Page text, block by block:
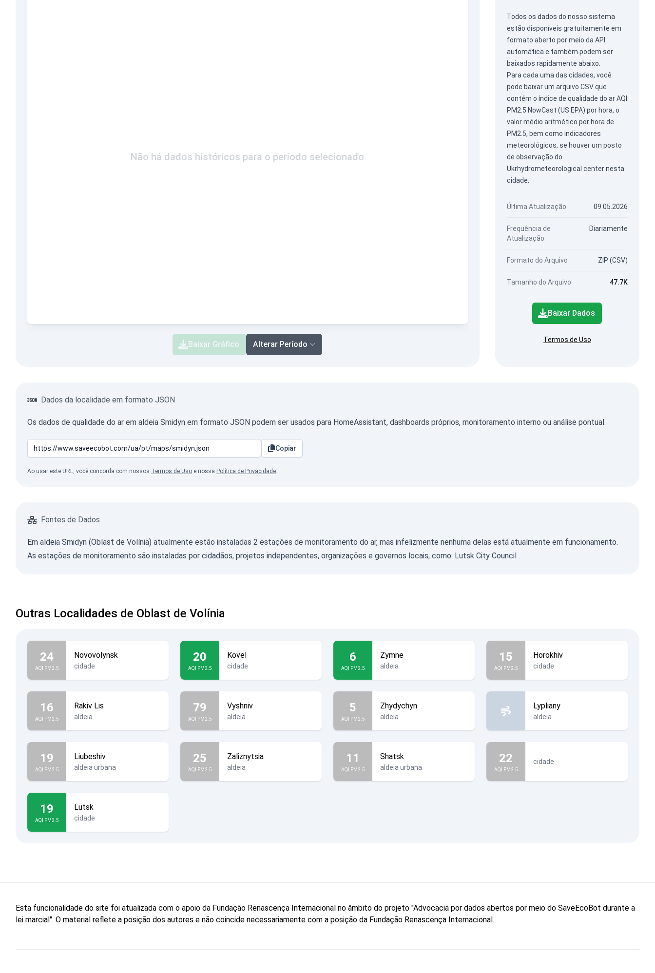
Não há dados históricos para o período selecionado
Baixar Gráfico Alterar Período
Todos os dados do nosso sistema
estão disponíveis gratuitamente em
formato aberto por meio da API
automática e também podem ser
baixados rapidamente abaixo.
Para cada uma das cidades, você
pode baixar um arquivo CSV que
contém o índice de qualidade do ar AQI
PM2.5 NowCast (US EPA) por hora, o
valor médio aritmético por hora de
PM2.5, bem como indicadores
meteorológicos, se houver um posto
de observação do
Ukrhydrometeorological center nesta
cidade.
Última Atualização 09.05.2026
Frequência de
Atualização
Diariamente
Formato do Arquivo ZIP (CSV)
Tamanho do Arquivo 47.7K
Baixar Dados
Termos de Uso
Dados da localidade em formato JSON
Os dados de qualidade do ar em aldeia Smidyn em formato JSON podem ser usados para HomeAssistant, dashboards próprios, monitoramento interno ou análise pontual.
Copiar
Ao usar este URL, você concorda com nossos Termos de Uso e nossa Política de Privacidade.
Fontes de Dados
Em aldeia Smidyn (Oblast de Volínia) atualmente estão instaladas 2 estações de monitoramento do ar, mas infelizmente nenhuma delas está atualmente em funcionamento.
As estações de monitoramento são instaladas por cidadãos, projetos independentes, organizações e governos locais, como: Lutsk City Council .
Outras Localidades de Oblast de Volínia
24
AQI PM2.5
Novovolynsk
cidade
20
AQI PM2.5
Kovel
cidade
6
AQI PM2.5
Zymne
aldeia
15
AQI PM2.5
Horokhiv
cidade
16
AQI PM2.5
Rakiv Lis
aldeia
79
AQI PM2.5
Vyshniv
aldeia
5
AQI PM2.5
Zhydychyn
aldeia
Lypliany
aldeia
19
AQI PM2.5
Liubeshiv
aldeia urbana
25
AQI PM2.5
Zaliznytsia
aldeia
11
AQI PM2.5
Shatsk
aldeia urbana
22
AQI PM2.5
cidade
19
AQI PM2.5
Lutsk
cidade
Esta funcionalidade do site foi atualizada com o apoio da Fundação Renascença Internacional no âmbito do projeto "Advocacia por dados abertos por meio do SaveEcoBot durante a
lei marcial". O material reflete a posição dos autores e não coincide necessariamente com a posição da Fundação Renascença Internacional.